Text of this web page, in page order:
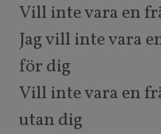
Vill inte vara en
Jag vill inte vara
för dig
Vill inte vara en
utan dig